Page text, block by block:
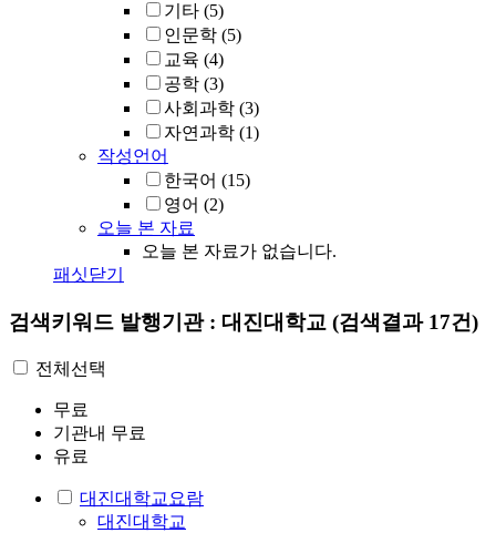
기타 (5)
인문학 (5)
교육 (4)
공학 (3)
사회과학 (3)
자연과학 (1)
작성언어
한국어 (15)
영어 (2)
오늘 본 자료
오늘 본 자료가 없습니다.
패싯닫기
검색키워드 발행기관 : 대진대학교 (검색결과 17건)
전체선택
무료
기관내 무료
유료
대진대학교요람
대진대학교